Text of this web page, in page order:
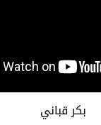
بكر قباني